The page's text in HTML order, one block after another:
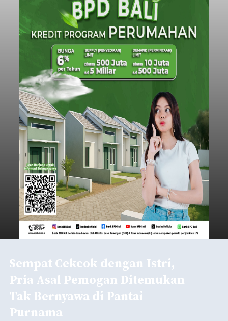
Sempat Cekcok dengan Istri,
Pria Asal Pemogan Ditemukan
Tak Bernyawa di Pantai
Purnama